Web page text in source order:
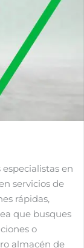
especialistas en
servicios de
rápidas,
que busques
o
almacén de